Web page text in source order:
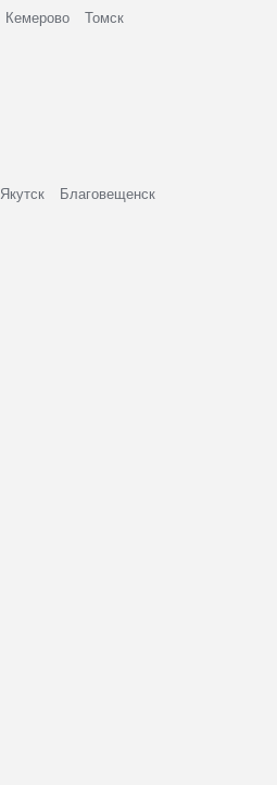
Кемерово Томск
Якутск
Благовещенск